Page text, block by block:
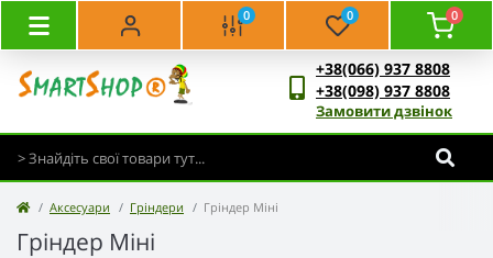
0 0 0
+38(066) 937 8808
+38(098) 937 8808
Замовити дзвінок
Аксесуари Гріндери Гріндер Міні
Гріндер Міні